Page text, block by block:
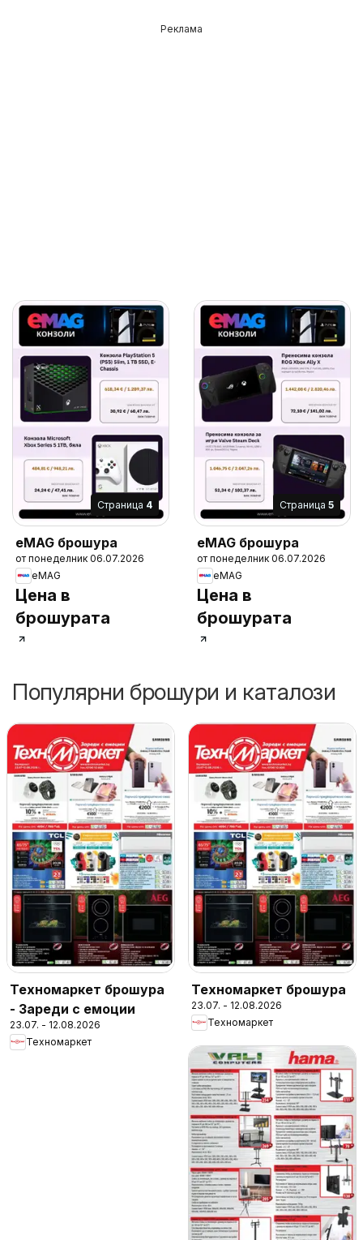
Реклама
Cтраница 4
eMAG брошура
от понеделник 06.07.2026
eMAG
Цена в
брошурата
Cтраница 5
eMAG брошура
от понеделник 06.07.2026
eMAG
Цена в
брошурата
Популярни брошури и каталози
Техномаркет брошура
- Зареди с емоции
23.07. - 12.08.2026
Техномаркет
Техномаркет брошура
23.07. - 12.08.2026
Техномаркет